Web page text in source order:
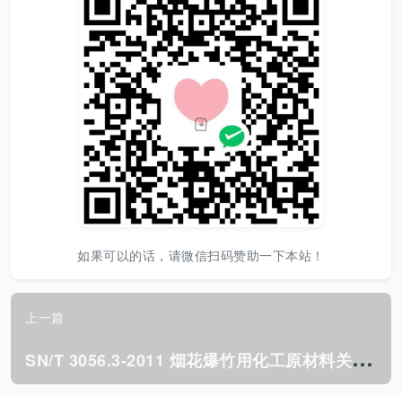
如果可以的话，请微信扫码赞助一下本站！
上一篇
S
N/T 3056.3-2011 烟花爆竹用化工原材料关键指标的测定 第3部分:红丹.pdf